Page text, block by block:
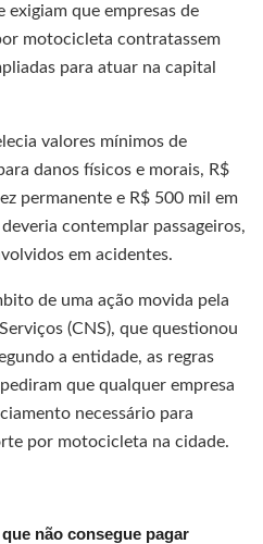
exigiam que empresas de
motocicleta contratassem
para atuar na capital
valores mínimos de
danos físicos e morais, R$
permanente e R$ 500 mil em
contemplar passageiros,
em acidentes.
de uma ação movida pela
(CNS), que questionou
a entidade, as regras
que qualquer empresa
necessário para
por motocicleta na cidade.
não consegue pagar